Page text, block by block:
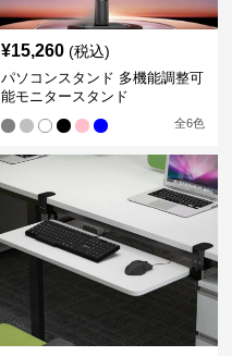
¥15,260 (税込)
パソコンスタンド 多機能調整可
能モニタースタンド
全6色